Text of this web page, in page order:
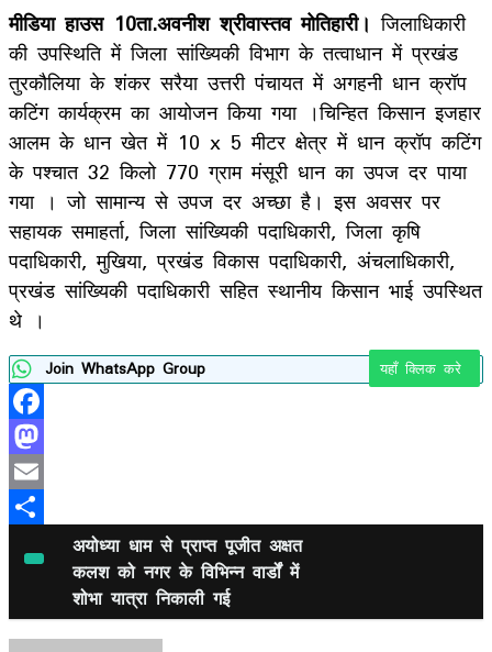
मीडिया हाउस 10ता.अवनीश श्रीवास्तव मोतिहारी। जिलाधिकारी
की उपस्थिति में जिला सांख्यिकी विभाग के तत्वाधान में प्रखंड
तुरकौलिया के शंकर सरैया उत्तरी पंचायत में अगहनी धान क्रॉप
कटिंग कार्यक्रम का आयोजन किया गया ।चिन्हित किसान इजहार
आलम के धान खेत में 10 x 5 मीटर क्षेत्र में धान क्रॉप कटिंग
के पश्चात 32 किलो 770 ग्राम मंसूरी धान का उपज दर पाया
गया ‌। जो सामान्य से उपज दर अच्छा है। इस अवसर पर
सहायक समाहर्ता, जिला सांख्यिकी पदाधिकारी, जिला कृषि
पदाधिकारी, मुखिया, प्रखंड विकास पदाधिकारी, अंचलाधिकारी,
प्रखंड सांख्यिकी पदाधिकारी सहित स्थानीय किसान भाई उपस्थित
थे ।
Join WhatsApp Group यहाँ क्लिक करे
Facebook
Mastodon
Email
अयोध्या धाम से प्राप्त पूजीत अक्षत
कलश को नगर के विभिन्न वार्डों में
शोभा यात्रा निकाली गई